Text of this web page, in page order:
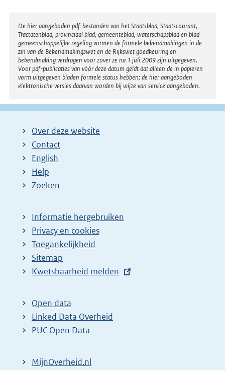
Disclaimer
De hier aangeboden pdf-bestanden van het Staatsblad, Staatscourant,
Tractatenblad, provinciaal blad, gemeenteblad, waterschapsblad en blad
gemeenschappelijke regeling vormen de formele bekendmakingen in de
zin van de Bekendmakingswet en de Rijkswet goedkeuring en
bekendmaking verdragen voor zover ze na 1 juli 2009 zijn uitgegeven.
Voor pdf-publicaties van vóór deze datum geldt dat alleen de in papieren
vorm uitgegeven bladen formele status hebben; de hier aangeboden
elektronische versies daarvan worden bij wijze van service aangeboden.
Over deze website
Contact
English
Help
Zoeken
Informatie hergebruiken
Privacy en cookies
Toegankelijkheid
Sitemap
E
t
e
r
l
Kwetsbaarheid melden
Open data
Linked Data Overheid
PUC Open Data
MijnOverheid.nl